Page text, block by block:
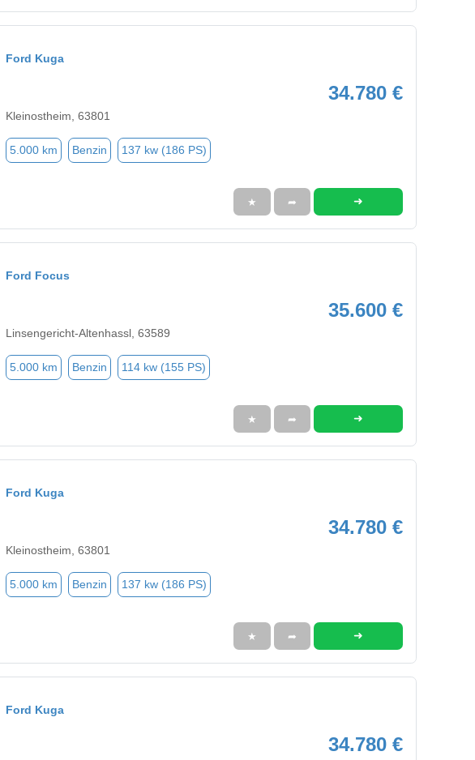
Ford Kuga
34.780 €
Kleinostheim, 63801
5.000 km Benzin 137 kw (186 PS)
★ ➦ ➜
Ford Focus
35.600 €
Linsengericht-Altenhassl, 63589
5.000 km Benzin 114 kw (155 PS)
★ ➦ ➜
Ford Kuga
34.780 €
Kleinostheim, 63801
5.000 km Benzin 137 kw (186 PS)
★ ➦ ➜
Ford Kuga
34.780 €